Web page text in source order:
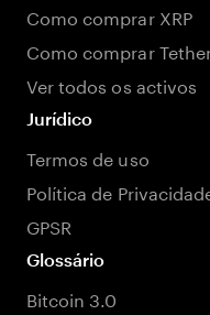
Como comprar XRP
Como comprar
Ver todos os activos
Jurídico
Termos de uso
Política de
GPSR
Glossário
Bitcoin 3.0